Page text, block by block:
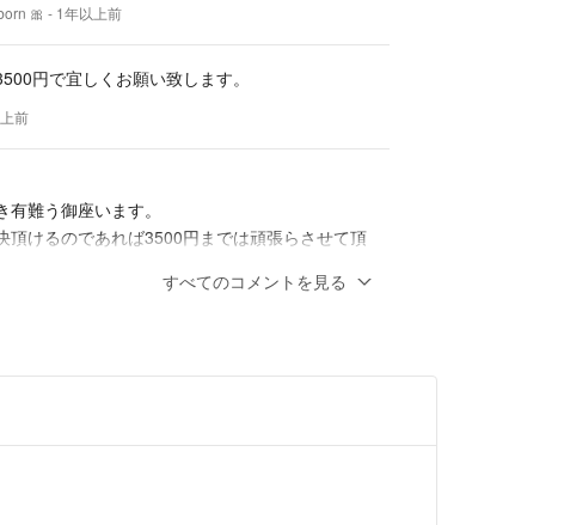
🎀 - 1年以上前
円で宜しくお願い致します。
前
有難う御座います。
頂けるのであれば3500円までは頑張らさせて頂
すべてのコメントを見る